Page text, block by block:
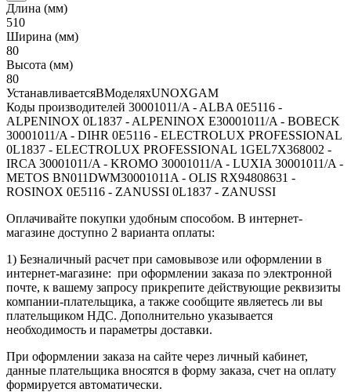
Длина (мм)
510
Ширина (мм)
80
Высота (мм)
80
УстанавливаетсяВМоделяхUNOXGAM
Коды производителей 30001011/A - ALBA 0E5116 -
ALPENINOX 0L1837 - ALPENINOX E30001011/A - BOBECK
30001011/A - DIHR 0E5116 - ELECTROLUX PROFESSIONAL
0L1837 - ELECTROLUX PROFESSIONAL 1GEL7X368002 -
IRCA 30001011/A - KROMO 30001011/A - LUXIA 30001011/A -
METOS BN011DWM30001011A - OLIS RX94808631 -
ROSINOX 0E5116 - ZANUSSI 0L1837 - ZANUSSI
Оплачивайте покупки удобным способом. В интернет-
магазине доступно 2 варианта оплаты:
1) Безналичный расчет при самовывозе или оформлении в
интернет-магазине: при оформлении заказа по электронной
почте, к вашему запросу прикрепите действующие реквизиты
компании-плательщика, а также сообщите являетесь ли вы
плательщиком НДС. Дополнительно указывается
необходимость и параметры доставки.
При оформлении заказа на сайте через личный кабинет,
данные плательщика вносятся в форму заказа, счет на оплату
формируется автоматически.